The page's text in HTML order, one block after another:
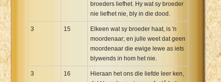
broeders liefhet. Hy wat sy broeder
nie liefhet nie, bly in die dood.
3 15
Elkeen wat sy broeder haat, is 'n
moordenaar; en julle weet dat geen
moordenaar die ewige lewe as iets
blywends in hom het nie.
3 16
Hieraan het ons die liefde leer ken,